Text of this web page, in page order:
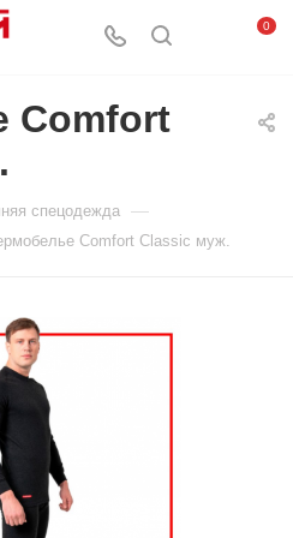
0
Comfort
спецодежда —
Comfort Classic муж.